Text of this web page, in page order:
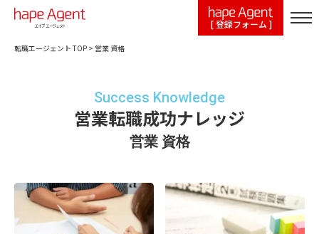
[ 登録フォーム ]
転職エージェント TOP > 営業 資格
Success Knowledge
営業転職成功ナレッジ
営業 資格